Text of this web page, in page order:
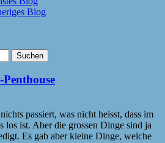
Blog
passiert, was nicht heisst, dass im
los ist. Aber die grossen Dinge sind ja
Es gab aber kleine Dinge, welche